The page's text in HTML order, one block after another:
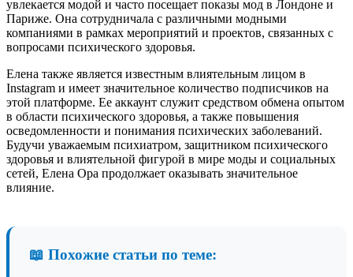
увлекается модой и часто посещает показы мод в Лондоне и
Париже. Она сотрудничала с различными модными
компаниями в рамках мероприятий и проектов, связанных с
вопросами психического здоровья.
Елена также является известным влиятельным лицом в
Instagram и имеет значительное количество подписчиков на
этой платформе. Ее аккаунт служит средством обмена опытом
в области психического здоровья, а также повышения
осведомленности и понимания психических заболеваний.
Будучи уважаемым психиатром, защитником психического
здоровья и влиятельной фигурой в мире моды и социальных
сетей, Елена Ора продолжает оказывать значительное
влияние.
📖 Похожие статьи по теме: